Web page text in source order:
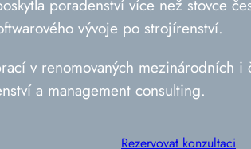
poradenství více než stovce
vývoje po strojírenství.
v renomovaných mezinárodních
a management consulting.
Rezervovat konzultaci